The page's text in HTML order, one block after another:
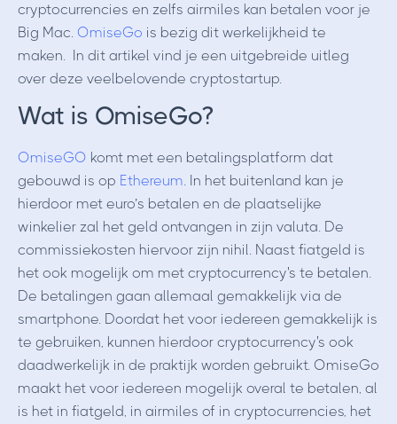
cryptocurrencies en zelfs airmiles kan betalen voor je
Big Mac. OmiseGo is bezig dit werkelijkheid te
maken. In dit artikel vind je een uitgebreide uitleg
over deze veelbelovende cryptostartup.
Wat is OmiseGo?
OmiseGO komt met een betalingsplatform dat
gebouwd is op Ethereum . In het buitenland kan je
hierdoor met euro’s betalen en de plaatselijke
winkelier zal het geld ontvangen in zijn valuta. De
commissiekosten hiervoor zijn nihil. Naast fiatgeld is
het ook mogelijk om met cryptocurrency's te betalen.
De betalingen gaan allemaal gemakkelijk via de
smartphone. Doordat het voor iedereen gemakkelijk is
te gebruiken, kunnen hierdoor cryptocurrency's ook
daadwerkelijk in de praktijk worden gebruikt. OmiseGo
maakt het voor iedereen mogelijk overal te betalen, al
is het in fiatgeld, in airmiles of in cryptocurrencies, het